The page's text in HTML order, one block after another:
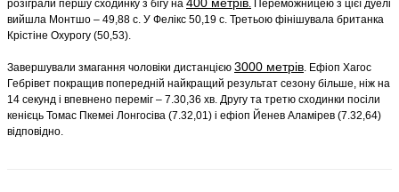
розіграли першу сходинку з бігу на
Переможницею з цієї дуелі
вийшла Монтшо – 49,88 с. У Фелікс 50,19 с. Третьою фінішувала британка
Крістіне Охурогу (50,53).
Завершували змагання чоловіки дистанцією 3000 метрів . Ефіоп Хагос
Гебрівет покращив попередній найкращий результат сезону більше, ніж на
14 секунд і впевнено переміг – 7.30,36 хв. Другу та третю сходинки посіли
кенієць Томас Пкемеі Лонгосіва (7.32,01) і ефіоп Йенев Аламірев (7.32,64)
відповідно.